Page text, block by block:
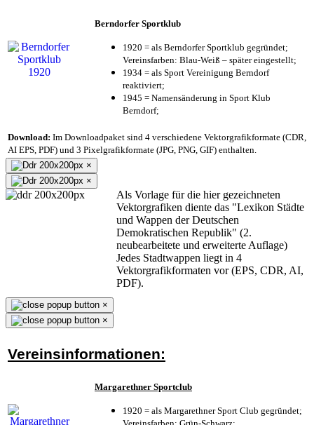
Berndorfer Sportklub
1920 = als Berndorfer Sportklub gegründet;
Vereinsfarben: Blau-Weiß – später eingestellt;
1934 = als Sport Vereinigung Berndorf
reaktiviert;
1945 = Namensänderung in Sport Klub
Berndorf;
Download: Im Downloadpaket sind 4 verschiedene Vektorgrafikformate (CDR,
AI EPS, PDF) und 3 Pixelgrafikformate (JPG, PNG, GIF) enthalten.
×
×
Als Vorlage für die hier gezeichneten
Vektorgrafiken diente das "Lexikon Städte
und Wappen der Deutschen
Demokratischen Republik" (2.
neubearbeitete und erweiterte Auflage)
Jedes Stadtwappen liegt in 4
Vektorgrafikformaten vor (EPS, CDR, AI,
PDF).
×
×
Vereinsinformationen:
Margarethner Sportclub
1920 = als Margarethner Sport Club gegründet;